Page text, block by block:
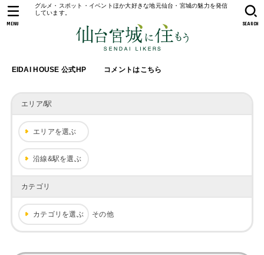
グルメ・スポット・イベントほか大好きな地元仙台・宮城の魅力を発信
しています。
EIDAI HOUSE 公式HP コメントはこちら
SEARCH
MENU
エリア/駅
エリアを選ぶ
沿線&駅を選ぶ
カテゴリ
カテゴリを選ぶ その他